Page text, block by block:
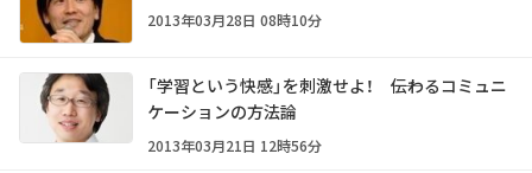
2013年03月28日 08時10分
「学習という快感」を刺激せよ！ ――伝わるコミュニ
ケーションの方法論
2013年03月21日 12時56分